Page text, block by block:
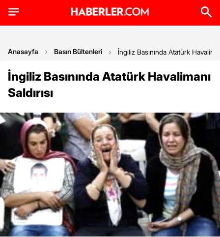
Anasayfa Basın Bültenleri İngiliz Basınında Atatürk
İngiliz Basınında Atatürk Havalimanı
Saldırısı